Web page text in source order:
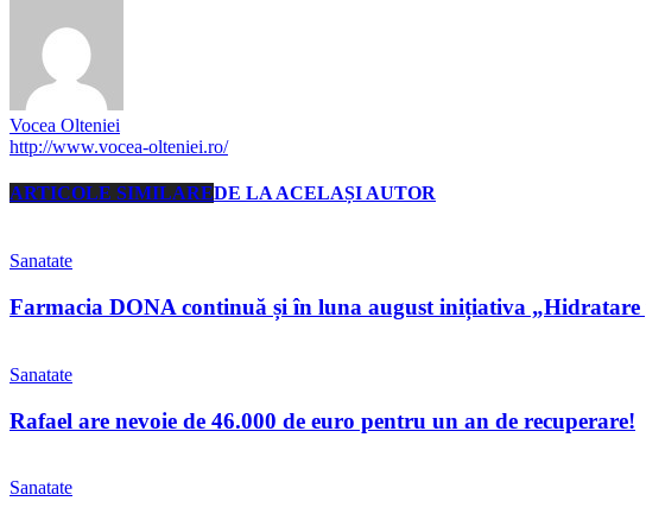
Vocea Olteniei
http://www.vocea-olteniei.ro/
ARTICOLE SIMILAREDE LA ACELAȘI AUTOR
Sanatate
Farmacia DONA continuă și în luna august inițiativa „Hidratare
Sanatate
Rafael are nevoie de 46.000 de euro pentru un an de recuperare!
Sanatate